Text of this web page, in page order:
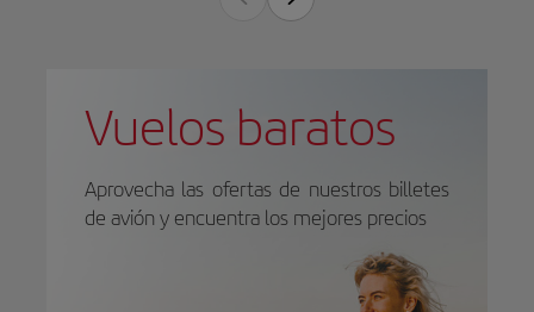
Vuelos baratos
Aprovecha las ofertas de nuestros billetes
de avión y encuentra los mejores precios